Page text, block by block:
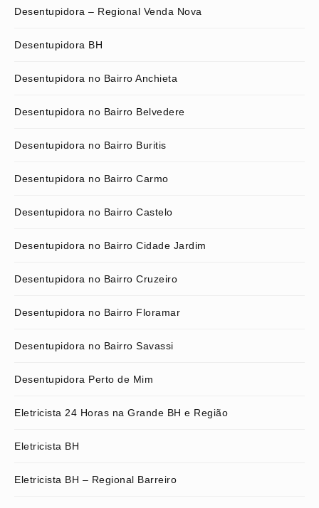
Desentupidora – Regional Venda Nova
Desentupidora BH
Desentupidora no Bairro Anchieta
Desentupidora no Bairro Belvedere
Desentupidora no Bairro Buritis
Desentupidora no Bairro Carmo
Desentupidora no Bairro Castelo
Desentupidora no Bairro Cidade Jardim
Desentupidora no Bairro Cruzeiro
Desentupidora no Bairro Floramar
Desentupidora no Bairro Savassi
Desentupidora Perto de Mim
Eletricista 24 Horas na Grande BH e Região
Eletricista BH
Eletricista BH – Regional Barreiro